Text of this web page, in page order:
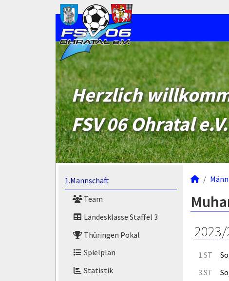
Herzlich
FSV 06 Ohratal e.V.
1.Mannschaft
Team
Landesklasse Staffel 3
Thüringen Pokal
Spielplan
Statistik
1.ST
3.ST